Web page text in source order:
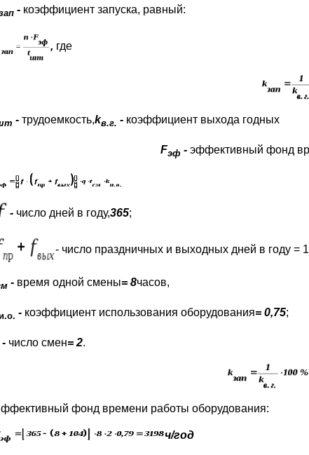
- коэффициент запуска, равный:
, где
- трудоемкость,kв.г. - коэффициент выхода годных
Fэф - эффективный фонд
- число дней в году,365;
- число праздничных и выходных дней в году =
- время одной смены= 8часов,
. - коэффициент использования оборудования= 0,75;
- число смен= 2.
фонд времени работы оборудования:
ч/год